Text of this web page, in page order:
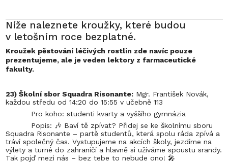
Níže naleznete kroužky, které budou
v letošním roce bezplatné.
Kroužek pěstování léčivých rostlin zde navíc pouze
prezentujeme, ale je veden lektory z farmaceutické
fakulty.
23) Školní sbor Squadra Risonante:Mgr. František Novák,
každou středu od 14:20 do 15:55 v učebně 113
Pro koho: studenti kvarty a vyššího gymnázia
Popis: 🎶 Baví tě zpívat? Přidej se ke školnímu sboru
Squadra Risonante – partě studentů, která spolu ráda zpívá a
tráví společný čas. Vystupujeme na akcích školy, jezdíme na
výlety a turné do zahraničí a hlavně si užíváme spoustu srandy.
Tak pojď mezi nás – bez tebe to nebude ono! 🎤